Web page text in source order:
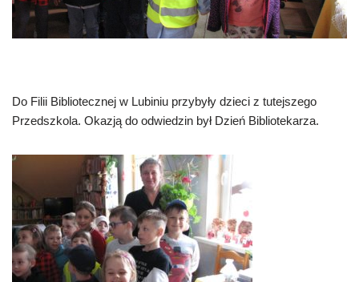
Do Filii Bibliotecznej w Lubiniu przybyły dzieci z tutejszego
Przedszkola. Okazją do odwiedzin był Dzień Bibliotekarza.